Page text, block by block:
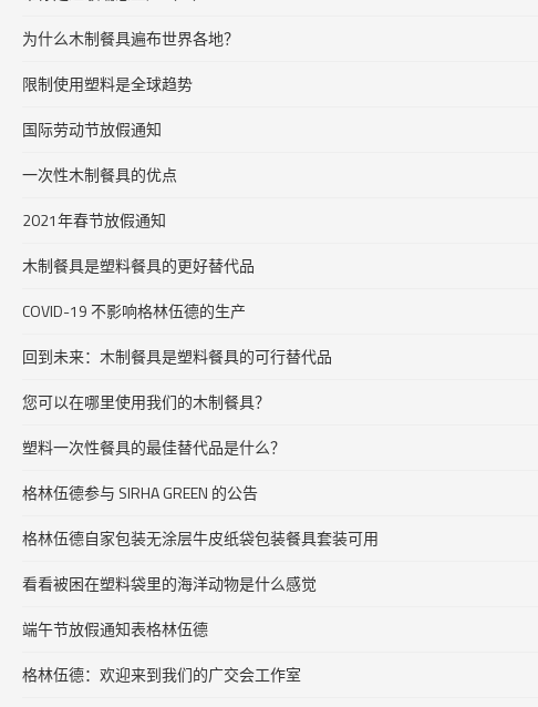
为什么木制餐具遍布世界各地？
限制使用塑料是全球趋势
国际劳动节放假通知
一次性木制餐具的优点
2021年春节放假通知
木制餐具是塑料餐具的更好替代品
COVID-19 不影响格林伍德的生产
回到未来：木制餐具是塑料餐具的可行替代品
您可以在哪里使用我们的木制餐具？
塑料一次性餐具的最佳替代品是什么？
格林伍德参与 SIRHA GREEN 的公告
格林伍德自家包装无涂层牛皮纸袋包装餐具套装可用
看看被困在塑料袋里的海洋动物是什么感觉
端午节放假通知表格林伍德
格林伍德：欢迎来到我们的广交会工作室